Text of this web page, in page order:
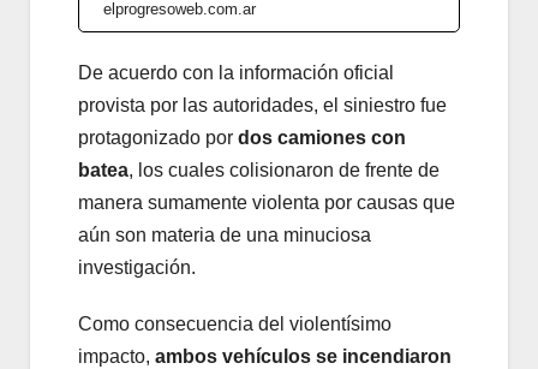
elprogresoweb.com.ar
De acuerdo con la información oficial
provista por las autoridades, el siniestro fue
protagonizado por dos camiones con
batea, los cuales colisionaron de frente de
manera sumamente violenta por causas que
aún son materia de una minuciosa
investigación.
Como consecuencia del violentísimo
impacto, ambos vehículos se incendiaron